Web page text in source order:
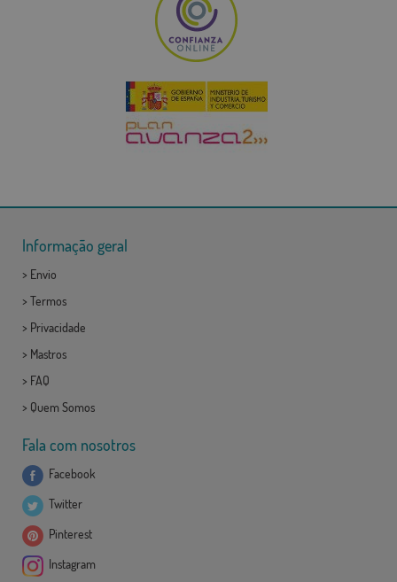
Informação geral
> Envio
> Termos
> Privacidade
> Mastros
> FAQ
> Quem Somos
Fala com nosotros
Facebook
Twitter
Pinterest
Instagram